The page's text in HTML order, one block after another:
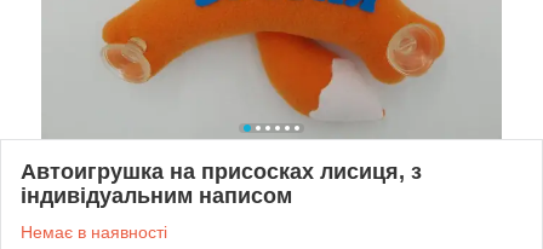
Автоигрушка на присосках лисиця, з
індивідуальним написом
Немає в наявності